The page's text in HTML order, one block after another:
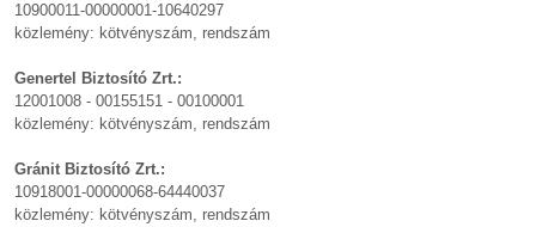
10900011-00000001-10640297
közlemény: kötvényszám, rendszám
Genertel Biztosító Zrt.:
12001008 - 00155151 - 00100001
közlemény: kötvényszám, rendszám
Gránit Biztosító Zrt.:
10918001-00000068-64440037
közlemény: kötvényszám, rendszám